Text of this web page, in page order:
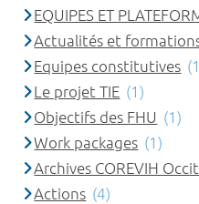
EQUIPES ET
Actualités et
Equipes constitutives
Le projet TIE (1)
Objectifs des FHU (1)
Work packages (1)
Archives COREVIH
Actions (4)